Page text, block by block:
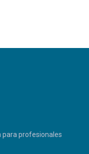
para profesionales